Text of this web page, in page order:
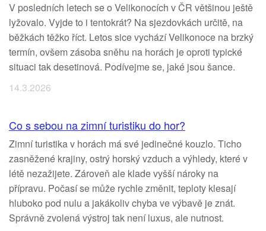
V posledních letech se o Velikonocích v ČR většinou ještě
lyžovalo. Vyjde to i tentokrát? Na sjezdovkách určitě, na
běžkách těžko říct. Letos sice vychází Velikonoce na brzký
termín, ovšem zásoba sněhu na horách je oproti typické
situaci tak desetinová. Podívejme se, jaké jsou šance.
14.3.2026
Co s sebou na zimní turistiku do hor?
Zimní turistika v horách má své jedinečné kouzlo. Ticho
zasněžené krajiny, ostrý horský vzduch a výhledy, které v
létě nezažijete. Zároveň ale klade vyšší nároky na
přípravu. Počasí se může rychle změnit, teploty klesají
hluboko pod nulu a jakákoliv chyba ve výbavě je znát.
Správně zvolená výstroj tak není luxus, ale nutnost.